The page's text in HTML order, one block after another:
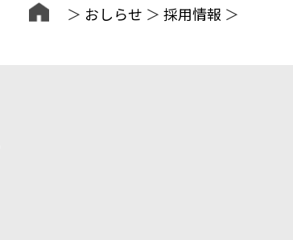
＞ おしらせ ＞ 採用情報 ＞